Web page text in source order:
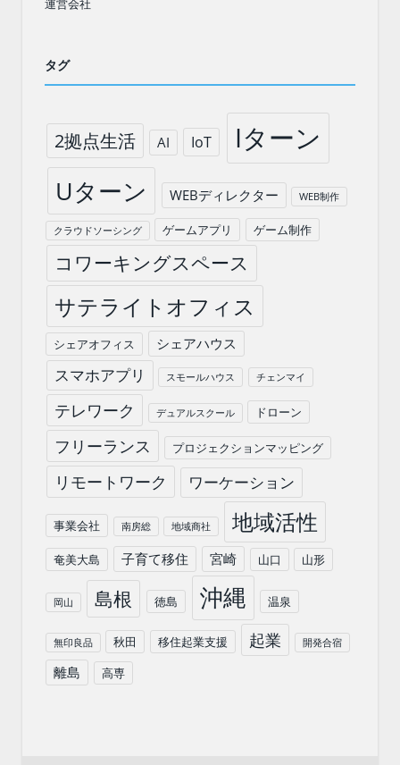
運営会社
タグ
2拠点生活 AI IoT Iターン
Uターン WEBディレクター WEB制作
クラウドソーシング ゲームアプリ ゲーム制作
コワーキングスペース
サテライトオフィス
シェアオフィス シェアハウス
スマホアプリ スモールハウス チェンマイ
テレワーク デュアルスクール ドローン
フリーランス プロジェクションマッピング
リモートワーク ワーケーション
事業会社 南房総 地域商社 地域活性
奄美大島 子育て移住 宮崎 山口 山形
岡山 島根 徳島 沖縄 温泉
無印良品 秋田 移住起業支援 起業 開発合宿
離島 高専